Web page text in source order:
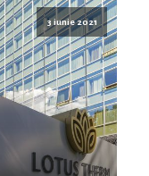
3 iunie 2021